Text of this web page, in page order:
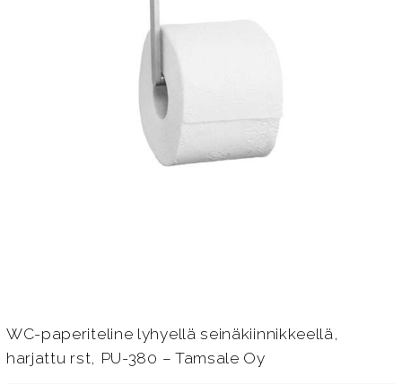
WC-paperiteline lyhyellä seinäkiinnikkeellä,
harjattu rst, PU-380 – Tamsale Oy